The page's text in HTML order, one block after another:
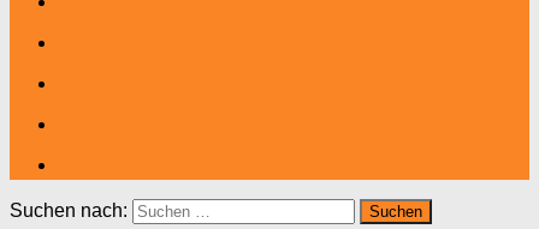
Suchen nach: